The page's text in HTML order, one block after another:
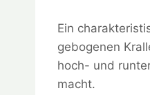
Ein
gebogenen
hoch- und
macht.